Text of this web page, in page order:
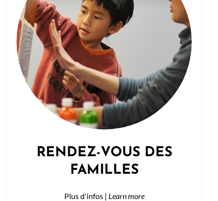
RENDEZ-VOUS DES
FAMILLES
Plus d'infos | Learn more